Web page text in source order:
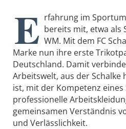
E rfahrung im
bereits mit, etwa als
WM. Mit dem FC
Marke nun ihre erste
Deutschland. Damit
Arbeitswelt, aus der Schalke
ist, mit der Kompetenz
professionelle
gemeinsamen Verständnis
und Verlässlichkeit.